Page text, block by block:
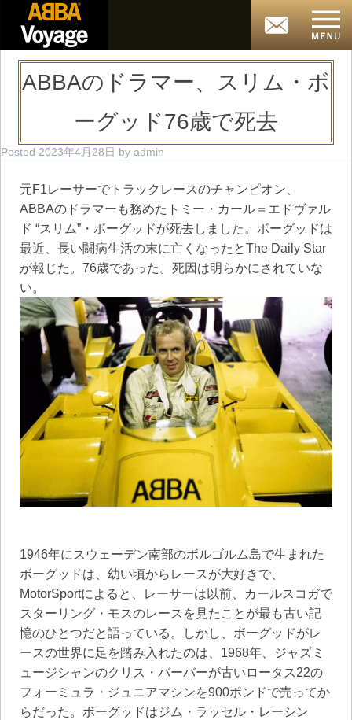
ABBAのドラマー、スリム・ボ
ーグッド76歳で死去
Posted 2023年4月28日 by admin
元F1レーサーでトラックレースのチャンピオン、
ABBAのドラマーも務めたトミー・カール＝エドヴァル
ド “スリム”・ボーグッドが死去しました。ボーグッドは
最近、長い闘病生活の末に亡くなったとThe Daily Star
が報じた。76歳であった。死因は明らかにされていな
い。
1946年にスウェーデン南部のボルゴルム島で生まれた
ボーグッドは、幼い頃からレースが大好きで、
MotorSportによると、レーサーは以前、カールスコガで
スターリング・モスのレースを見たことが最も古い記
憶のひとつだと語っている。しかし、ボーグッドがレ
ースの世界に足を踏み入れたのは、1968年、ジャズミ
ュージシャンのクリス・バーバーが古いロータス22の
フォーミュラ・ジュニアマシンを900ポンドで売ってか
らだった。ボーグッドはジム・ラッセル・レーシン